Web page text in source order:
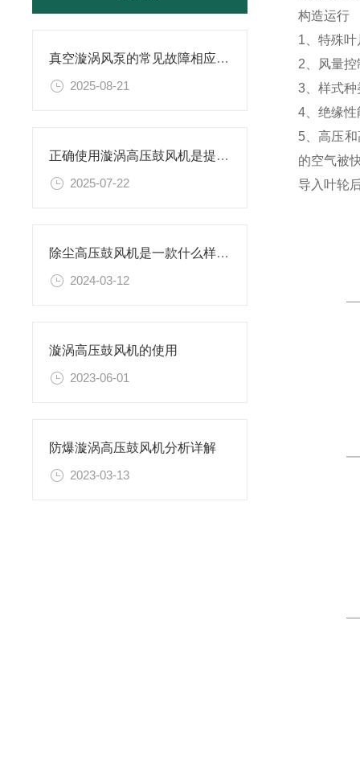
真空漩涡风泵的常见故障相应解决方案分享
2025-08-21
正确使用漩涡高压鼓风机是提升效率与安全性的关键
2025-07-22
除尘高压鼓风机是一款什么样的设备
2024-03-12
漩涡高压鼓风机的使用
2023-06-01
防爆漩涡高压鼓风机分析详解
2023-03-13
构造运行
1、特殊
2、风量
3、样式
4、绝缘性
5、高压
的空气被
导入叶轮